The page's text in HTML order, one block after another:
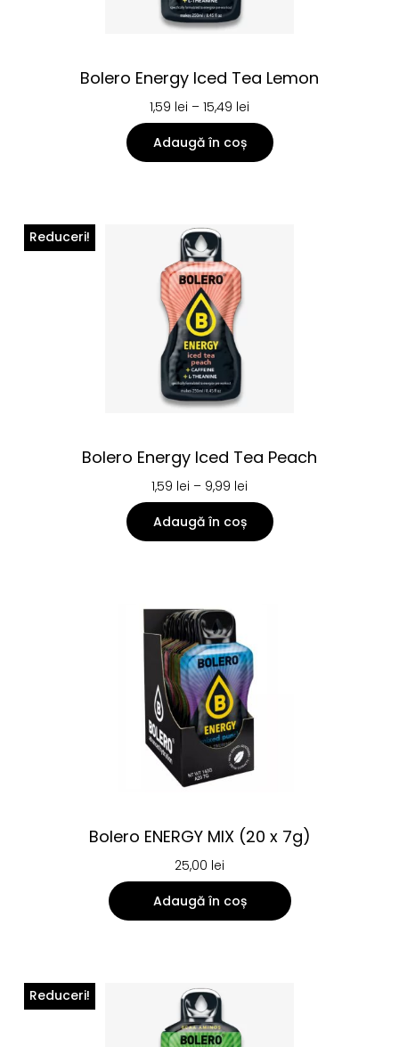
Bolero Energy Iced Tea Lemon
1,59 lei – 15,49 lei
Adaugă în coș
Reduceri!
Bolero Energy Iced Tea Peach
1,59 lei – 9,99 lei
Adaugă în coș
Bolero ENERGY MIX (20 x 7g)
25,00 lei
Adaugă în coș
Reduceri!